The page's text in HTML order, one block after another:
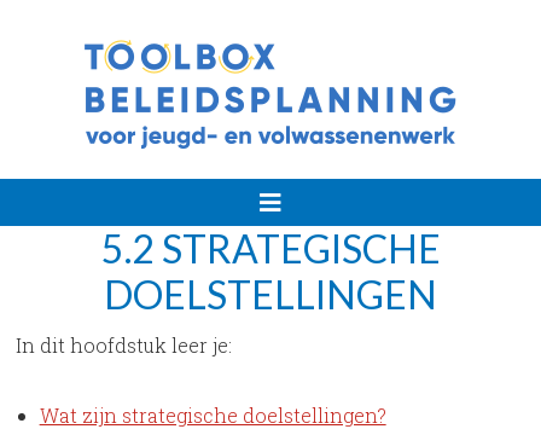
planning
volwassenenwerk
5.2 STRATEGISCHE
DOELSTELLINGEN
In dit hoofdstuk leer je:
Wat zijn strategische doelstellingen?